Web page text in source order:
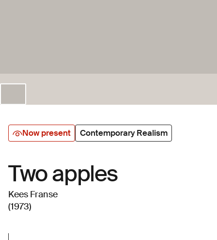
Now present Contemporary Realism
Two apples
Kees Franse
(1973)